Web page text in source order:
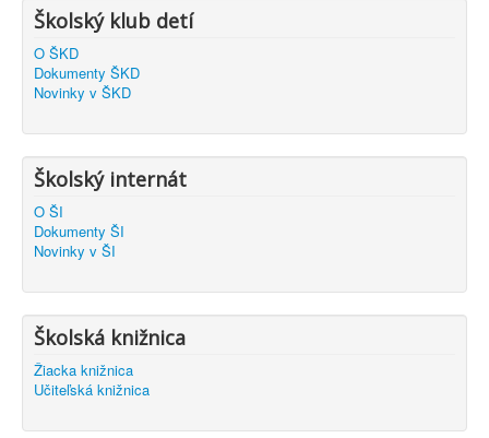
Školský klub detí
O ŠKD
Dokumenty ŠKD
Novinky v ŠKD
Školský internát
O ŠI
Dokumenty ŠI
Novinky v ŠI
Školská knižnica
Žiacka knižnica
Učiteľská knižnica